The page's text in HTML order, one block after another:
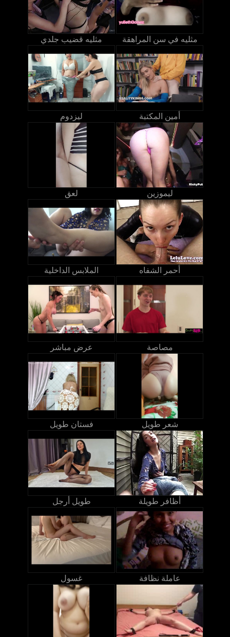
مثليه قضيب جلدي مثليه في سن المراهقة
ليزدوم أمين المكتبة
لعق ليموزين
الملابس الداخلية أحمر الشفاه
عرض مباشر مصاصة
فستان طويل شعر طويل
طويل أرجل أظافر طويلة
غسول عاملة نظافة